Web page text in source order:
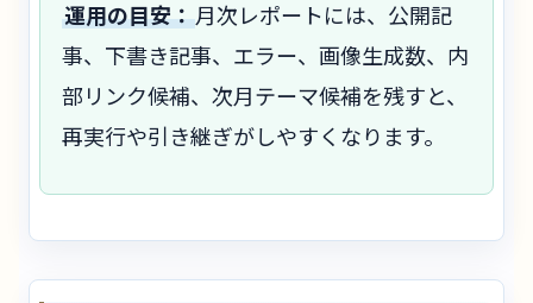
運用の目安：月次レポートには、公開記
事、下書き記事、エラー、画像生成数、内
部リンク候補、次月テーマ候補を残すと、
再実行や引き継ぎがしやすくなります。